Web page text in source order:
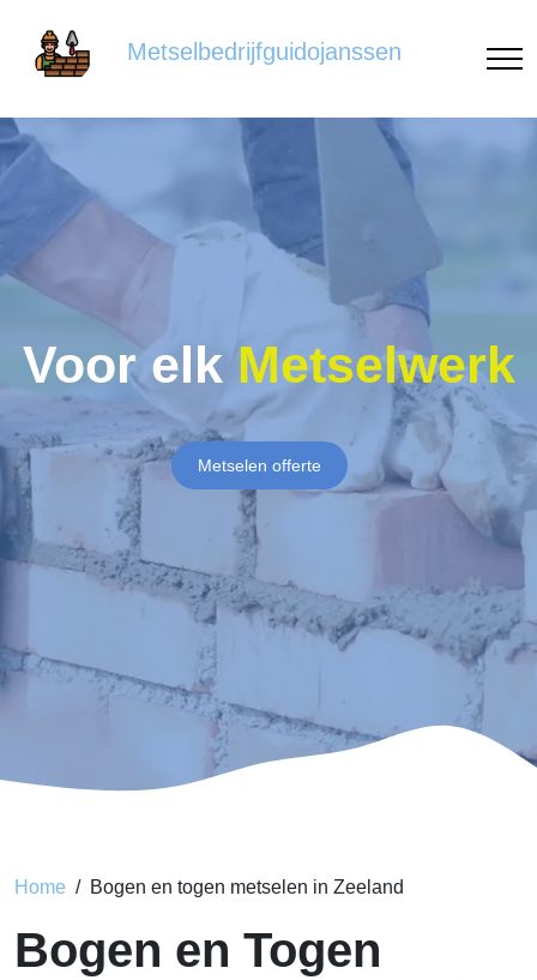
Metselbedrijfguidojanssen
Voor elk Metselwerk
Metselen offerte
Home Bogen en togen metselen in Zeeland
Bogen en Togen